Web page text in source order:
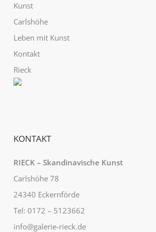
Kunst
Carlshöhe
Leben mit Kunst
Kontakt
Rieck
KONTAKT
RIECK – Skandinavische Kunst
Carlshöhe 78
24340 Eckernförde
Tel: 0172 – 5123662
info@galerie-rieck.de